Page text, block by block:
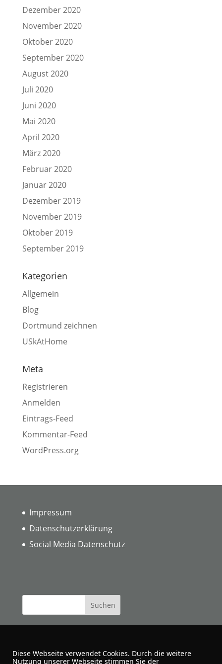
Dezember 2020
November 2020
Oktober 2020
September 2020
August 2020
Juli 2020
Juni 2020
Mai 2020
April 2020
März 2020
Februar 2020
Januar 2020
Dezember 2019
November 2019
Oktober 2019
September 2019
Kategorien
Allgemein
Blog
Dortmund zeichnen
USkAtHome
Meta
Registrieren
Anmelden
Eintrags-Feed
Kommentar-Feed
WordPress.org
Impressum
Datenschutzerklärung
Social Media Datenschutz
Diese Webseite verwendet Cookies. Durch die weitere
Nutzung unserer Webseite stimmen Sie der